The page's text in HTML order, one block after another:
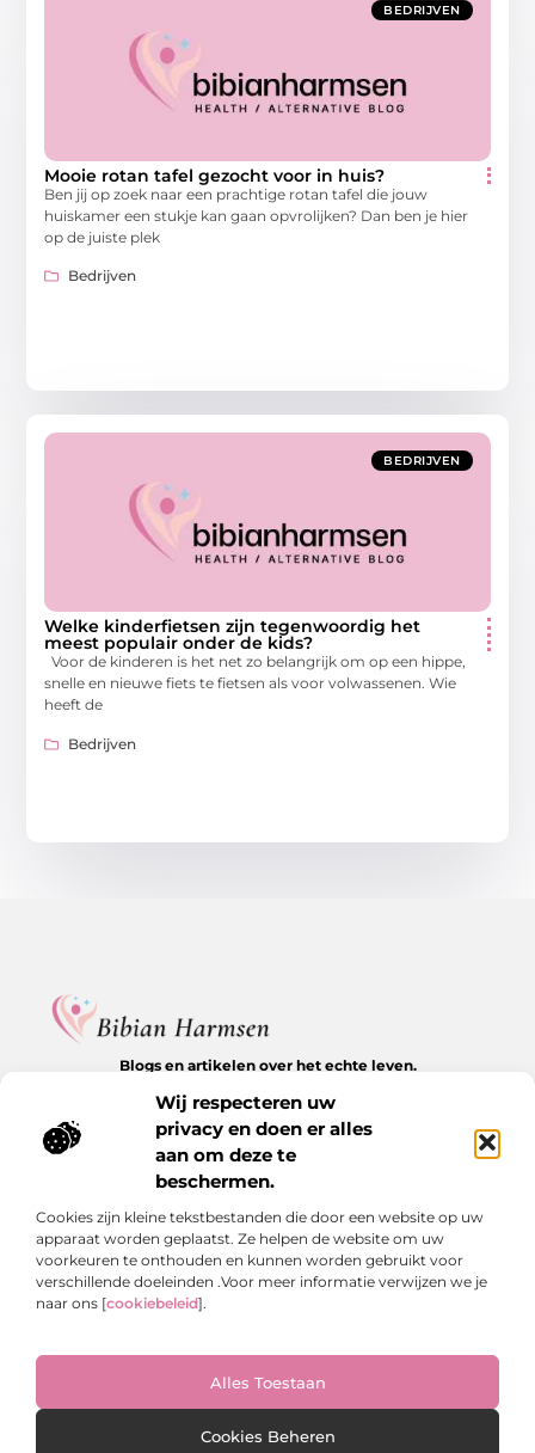
Wij respecteren uw
privacy en doen er alles
aan om deze te
beschermen.
Cookies zijn kleine tekstbestanden die door een website op uw
apparaat worden geplaatst. Ze helpen de website om uw
voorkeuren te onthouden en kunnen worden gebruikt voor
verschillende doeleinden .Voor meer informatie verwijzen we je
naar ons [cookiebeleid].
Alles Toestaan
Cookies Beheren
BEDRIJVEN
Mooie rotan tafel gezocht voor in huis?
Ben jij op zoek naar een prachtige rotan tafel die jouw
huiskamer een stukje kan gaan opvrolijken? Dan ben je hier
op de juiste plek
Bedrijven
BEDRIJVEN
Welke kinderfietsen zijn tegenwoordig het
meest populair onder de kids?
Voor de kinderen is het net zo belangrijk om op een hippe,
snelle en nieuwe fiets te fietsen als voor volwassenen. Wie
heeft de
Bedrijven
Blogs en artikelen over het echte leven.
waardevolle inzichten op BibianHarmsen.nl.
Bericht categorie
Onze informatie
Cookiebeleid (EU)
@2025 www.bibianharmsen.nl. All Right Reserved.